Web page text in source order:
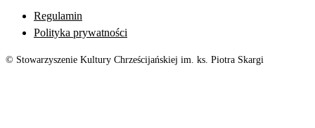
Regulamin
Polityka prywatności
© Stowarzyszenie Kultury Chrześcijańskiej im. ks. Piotra Skargi